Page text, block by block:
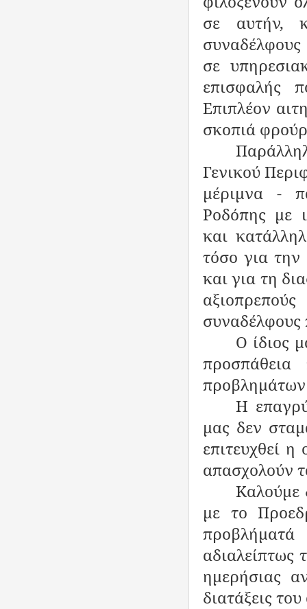
σε αυτήν,
σε
επισφαλής
Επιπλέον
σκοπιά
Γενικού
μέριμνα -
Ροδόπης με
και
τόσο για
και για τη
Ο ίδιος
Η
μας δεν
επιτευχθεί
απασχολούν
Καλούμε
με το
αδιαλείπτως
ημερήσιας
διατάξεις